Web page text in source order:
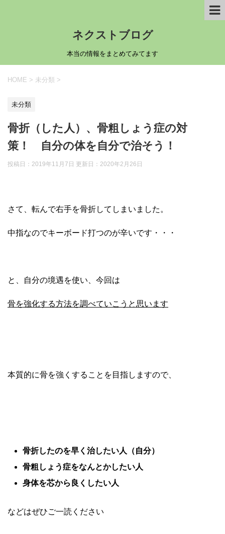
ネクストブログ
本当の情報をまとめてみてます
HOME > 未分類 >
未分類
骨折（した人）、骨粗しょう症の対
策！ 自分の体を自分で治そう！
投稿日：2019年11月7日 更新日： 2020年2月26日
さて、転んで右手を骨折してしまいました。
中指なのでキーボード打つのが辛いです・・・
と、自分の境遇を使い、今回は
骨を強化する方法を調べていこうと思います
本質的に骨を強くすることを目指しますので、
骨折したのを早く治したい人（自分）
骨粗しょう症をなんとかしたい人
身体を芯から良くしたい人
などはぜひご一読ください